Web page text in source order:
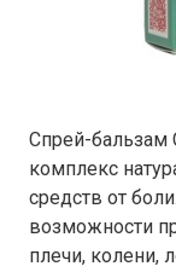
Спрей-бальзам
комплекс
средств от
возможности
плечи, колени,